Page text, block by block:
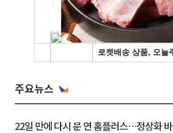
주요뉴스
22일 만에 다시 문 연 홈플러스…정상화 바